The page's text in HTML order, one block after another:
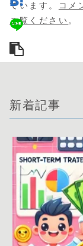
ています。
コメ
ご覧ください 。
新着記事